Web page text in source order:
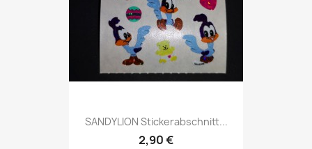
SANDYLION Stickerabschnitt...
2,90 €